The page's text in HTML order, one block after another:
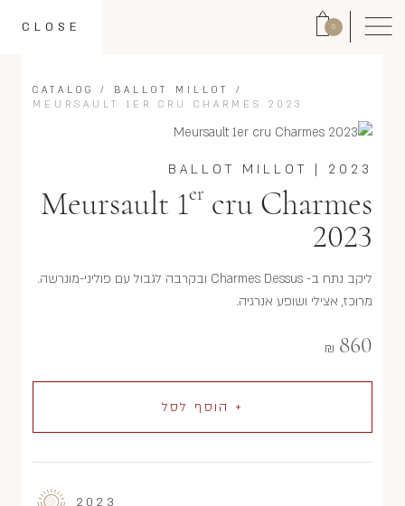
0
CLOSE
CATALOG / BALLOT MILLOT
/
MEURSAULT 1ER CRU CHARMES 2023
2023
|
BALLOT MILLOT
Meursault 1er cru Charmes
2023
ליקב נתח ב- Charmes Dessus ובקרבה לגבול עם פוליני-מונרשה.
מרוכז, אצילי ושופע אנרגיה.
860
₪
+ הוסף לסל
2023